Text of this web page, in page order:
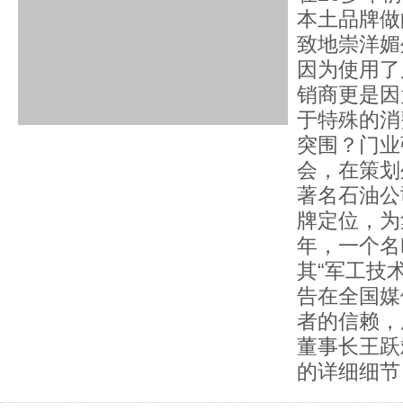
本土品牌
致地崇洋
因为使用
销商更是
于特殊的
突围？门
会，在策
著名石油
牌定位，
年，一个
其“军工技
告在全国
者的信赖
董事长王
的详细细